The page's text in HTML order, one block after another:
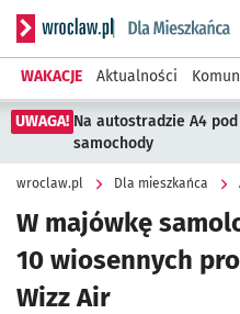
Serwis informacyjny
WAKACJE Aktualności
UWAGA! Na autostradzie A4
samochody
wroclaw.pl Dla mieszkańca
W majówkę
10 wiosennych
Wizz Air